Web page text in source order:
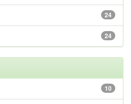
24
24
10